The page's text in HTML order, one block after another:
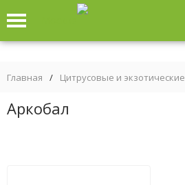
Главная / Цитрусовые и экзотические
Аркобал